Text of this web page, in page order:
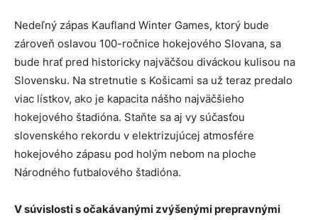
Nedeľný zápas Kaufland Winter Games, ktorý bude
zároveň oslavou 100-ročnice hokejového Slovana, sa
bude hrať pred historicky najväčšou diváckou kulisou na
Slovensku. Na stretnutie s Košicami sa už teraz predalo
viac lístkov, ako je kapacita nášho najväčšieho
hokejového štadióna. Staňte sa aj vy súčasťou
slovenského rekordu v elektrizujúcej atmosfére
hokejového zápasu pod holým nebom na ploche
Národného futbalového štadióna.
V súvislosti s očakávanými zvýšenými prepravnými